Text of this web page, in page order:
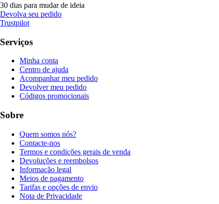
30 dias para mudar de ideia
Devolva seu pedido
Trustpilot
Serviços
Minha conta
Centro de ajuda
Acompanhar meu pedido
Devolver meu pedido
Códigos promocionais
Sobre
Quem somos nós?
Contacte-nos
Termos e condições gerais de venda
Devoluções e reembolsos
Informação legal
Meios de pagamento
Tarifas e opções de envio
Nota de Privacidade